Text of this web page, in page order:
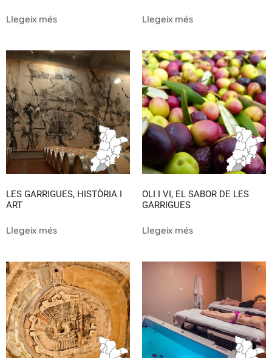
Llegeix més Llegeix més
LES GARRIGUES, HISTÒRIA I
ART
Llegeix més
OLI I VI, EL SABOR DE LES
GARRIGUES
Llegeix més